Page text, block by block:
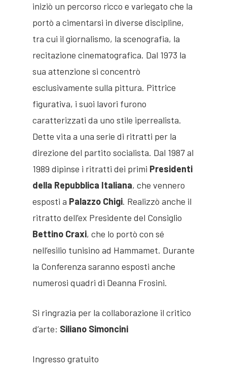
iniziò un percorso ricco e variegato che la
portò a cimentarsi in diverse discipline,
tra cui il giornalismo, la scenografia, la
recitazione cinematografica. Dal 1973 la
sua attenzione si concentrò
esclusivamente sulla pittura. Pittrice
figurativa, i suoi lavori furono
caratterizzati da uno stile iperrealista.
Dette vita a una serie di ritratti per la
direzione del partito socialista. Dal 1987 al
1989 dipinse i ritratti dei primi Presidenti
della Repubblica Italiana, che vennero
esposti a Palazzo Chigi. Realizzò anche il
ritratto dell’ex Presidente del Consiglio
Bettino Craxi, che lo portò con sé
nell’esilio tunisino ad Hammamet. Durante
la Conferenza saranno esposti anche
numerosi quadri di Deanna Frosini.
Si ringrazia per la collaborazione il critico
d’arte: Siliano Simoncini
Ingresso gratuito
Jorio Vivarelli
Fondazione
Presentazione
Organi direttivi
Villa Stonorov
Biblioteca
Opere
Sculture
Arte Sacra
Disegni
Pubblicazioni
Jorio Vivarelli
Eventi
Residenza